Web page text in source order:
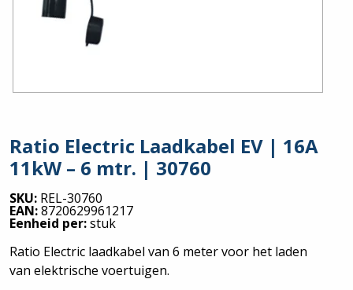
Ratio Electric Laadkabel EV | 16A
11kW – 6 mtr. | 30760
SKU: REL-30760
EAN:8720629961217
Eenheid per:stuk
Ratio Electric laadkabel van 6 meter voor het laden
van elektrische voertuigen.